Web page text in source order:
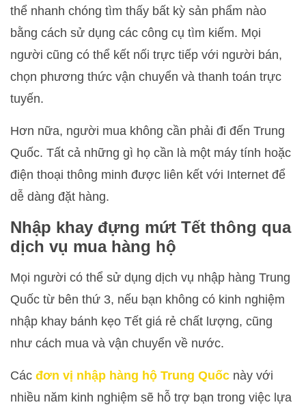
thể nhanh chóng tìm thấy bất kỳ sản phẩm nào
bằng cách sử dụng các công cụ tìm kiếm. Mọi
người cũng có thể kết nối trực tiếp với người bán,
chọn phương thức vận chuyển và thanh toán trực
tuyến.
Hơn nữa, người mua không cần phải đi đến Trung
Quốc. Tất cả những gì họ cần là một máy tính hoặc
điện thoại thông minh được liên kết với Internet để
dễ dàng đặt hàng.
Nhập khay đựng mứt Tết thông qua
dịch vụ mua hàng hộ
Mọi người có thể sử dụng dịch vụ nhập hàng Trung
Quốc từ bên thứ 3, nếu bạn không có kinh nghiệm
nhập khay bánh kẹo Tết giá rẻ chất lượng, cũng
như cách mua và vận chuyển về nước.
Các đơn vị nhập hàng hộ Trung Quốc này với
nhiều năm kinh nghiệm sẽ hỗ trợ bạn trong việc lựa